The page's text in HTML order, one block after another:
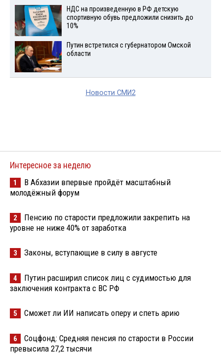
НДС на произведенную в РФ детскую
спортивную обувь предложили снизить до
10%
Путин встретился с губернатором Омской
области
Новости СМИ2
Интересное за неделю
1
В Абхазии впервые пройдёт масштабный
молодёжный форум
2
Пенсию по старости предложили закрепить на
уровне не ниже 40% от заработка
3 Законы, вступающие в силу в августе
4
Путин расширил список лиц с судимостью для
заключения контракта с ВС РФ
5 Сможет ли ИИ написать оперу и спеть арию
6
Соцфонд: Средняя пенсия по старости в России
превысила 27,2 тысячи